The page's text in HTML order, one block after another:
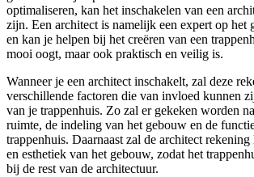
optimaliseren, kan het inschakelen van een
zijn. Een architect is namelijk een expert op het
en kan je helpen bij het creëren van een
mooi oogt, maar ook praktisch en veilig is.
Wanneer je een architect inschakelt, zal deze
verschillende factoren die van invloed kunnen
van je trappenhuis. Zo zal er gekeken worden
ruimte, de indeling van het gebouw en de
trappenhuis. Daarnaast zal de architect
en esthetiek van het gebouw, zodat het
bij de rest van de architectuur.